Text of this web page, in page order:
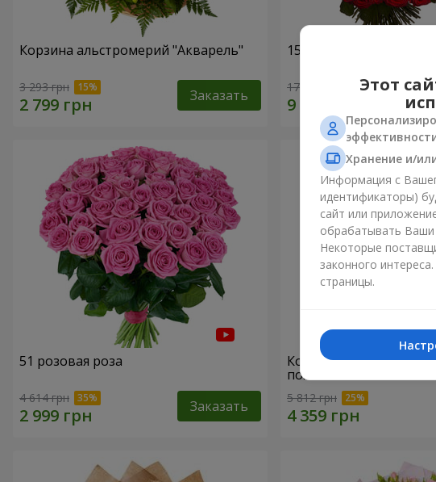
Корзина альстромерий "Акварель"
3 293 грн Заказать
151 красная роза
17 635 грн
51 розовая роза
4 614 грн Заказать
Корзина "С
пожеланиями!"
5 812 грн
Этот
Хранение и/
Информация с
идентификаторы)
сайт или
обрабатывать
Некоторые
законного
страницы.